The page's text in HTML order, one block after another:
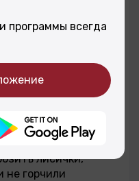
в
ребёнка от
окна
мошенников
лисички,
не горчили
программы всегда